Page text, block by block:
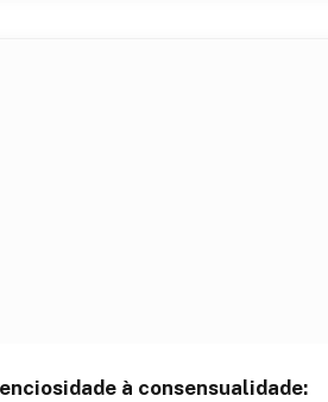
à consensualidade: